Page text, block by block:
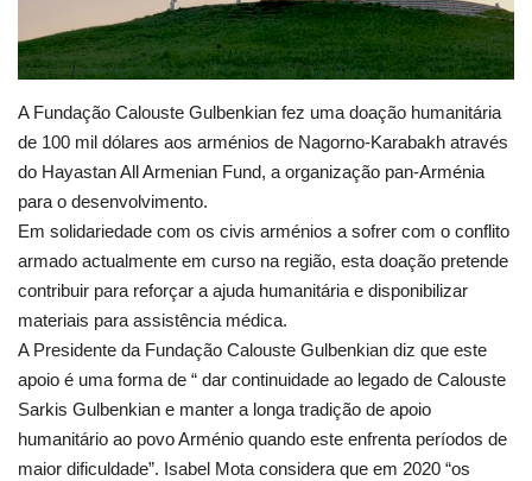
Ficha técnica
Cultura
Lazer
Ambiente
A Fundação Calouste Gulbenkian fez uma doação humanitária
de 100 mil dólares aos arménios de Nagorno-Karabakh através
do Hayastan All Armenian Fund, a organização pan-Arménia
para o desenvolvimento.
Em solidariedade com os civis arménios a sofrer com o conflito
armado actualmente em curso na região, esta doação pretende
contribuir para reforçar a ajuda humanitária e disponibilizar
materiais para assistência médica.
A Presidente da Fundação Calouste Gulbenkian diz que este
apoio é uma forma de “ dar continuidade ao legado de Calouste
Sarkis Gulbenkian e manter a longa tradição de apoio
humanitário ao povo Arménio quando este enfrenta períodos de
maior dificuldade”. Isabel Mota considera que em 2020 “os